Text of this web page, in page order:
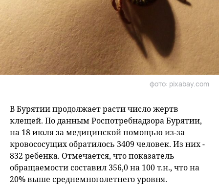
фото: pixabay.com
В Бурятии продолжает расти число жертв
клещей. По данным Роспотребнадзора Бурятии,
на 18 июля за медицинской помощью из-за
кровососущих обратилось 3409 человек. Из них -
832 ребенка. Отмечается, что показатель
обращаемости составил 356,0 на 100 т.н., что на
20% выше среднемноголетнего уровня.